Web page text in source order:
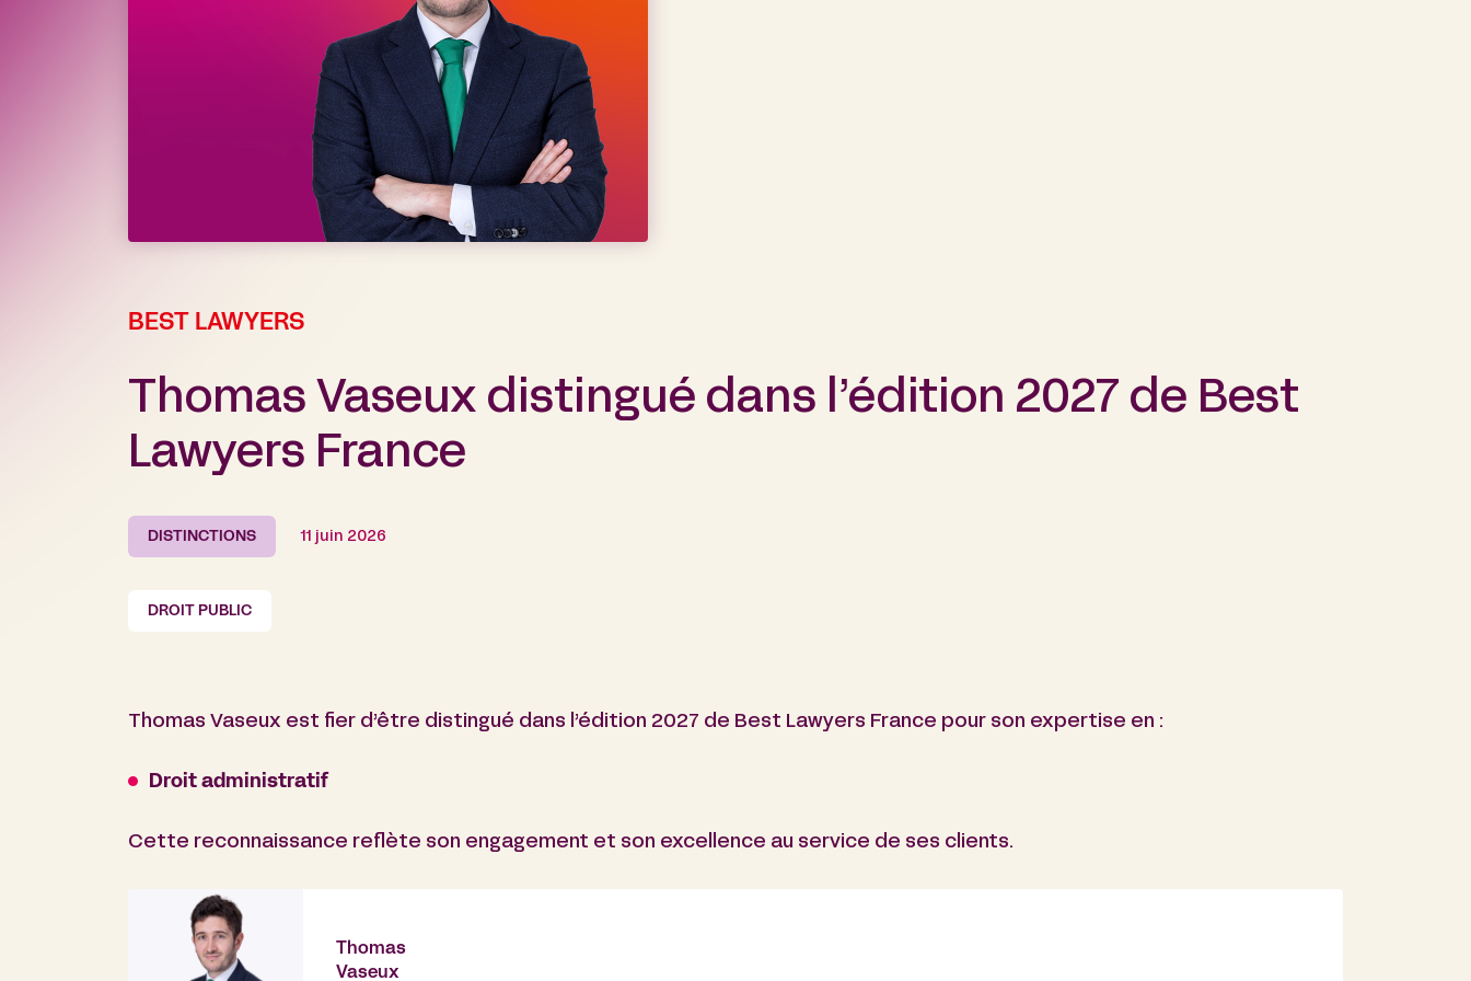
BEST LAWYERS
Thomas Vaseux distingué dans l’édition 2027 de Best
Lawyers France
DISTINCTIONS 11 juin 2026
DROIT PUBLIC
Thomas Vaseux est fier d’être distingué dans l’édition 2027 de Best Lawyers France pour son expertise en :
Droit administratif
Cette reconnaissance reflète son engagement et son excellence au service de ses clients.
Thomas
Vaseux